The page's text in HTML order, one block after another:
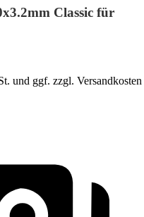
Classic für
und ggf. zzgl. Versandkosten